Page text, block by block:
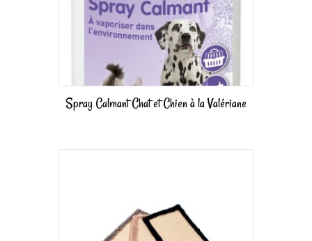
Spray Calmant Chat et Chien à la Valériane